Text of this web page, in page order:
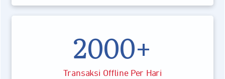
2000+
Transaksi Offline Per Hari